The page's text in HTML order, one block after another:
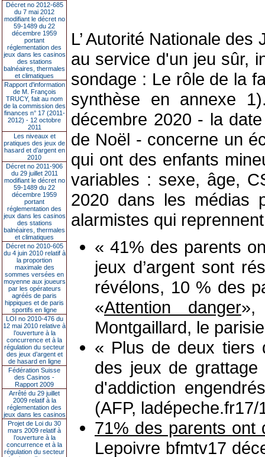
Décret no 2012-685
du 7 mai 2012
modifiant le décret no
59-1489 du 22
décembre 1959
portant
réglementation des
jeux dans les casinos
des stations
balnéaires, thermales
et climatiques
Rapport d'information
de M. François
TRUCY, fait au nom
de la commission des
finances n° 17 (2011-
2012) - 12 octobre
2011
Les niveaux et
pratiques des jeux de
hasard et d’argent en
2010
Décret no 2011-906
du 29 juillet 2011
modifiant le décret no
59-1489 du 22
décembre 1959
portant
réglementation des
jeux dans les casinos
des stations
balnéaires, thermales
et climatiques
Décret no 2010-605
du 4 juin 2010 relatif à
la proportion
maximale des
sommes versées en
moyenne aux joueurs
par les opérateurs
agréés de paris
hippiques et de paris
sportifs en ligne
LOI no 2010-476 du
12 mai 2010 relative à
l’ouverture à la
concurrence et à la
régulation du secteur
des jeux d’argent et
de hasard en ligne
Fédération Suisse
des Casinos -
Rapport 2009
Arrêté du 29 juillet
2009 relatif à la
réglementation des
jeux dans les casinos
Projet de Loi du 30
mars 2009 relatif à
l’ouverture à la
concurrence et à la
régulation du secteur
L’ Autorité Nationale
au service d'un jeu sûr,
sondage : Le rôle de la
synthèse en annexe
décembre 2020 - la
de Noël - concerne un
qui ont des enfants
variables : sexe, âge,
2020 dans les médias
alarmistes qui
« 41% des parents
jeux d’argent sont
révélons, 10 % des
«Attention danger»,
Montgaillard, le
« Plus de deux tiers
des jeux de grattage
d'addiction
(AFP,
71% des parents ont
Lepoivre bfmtv17